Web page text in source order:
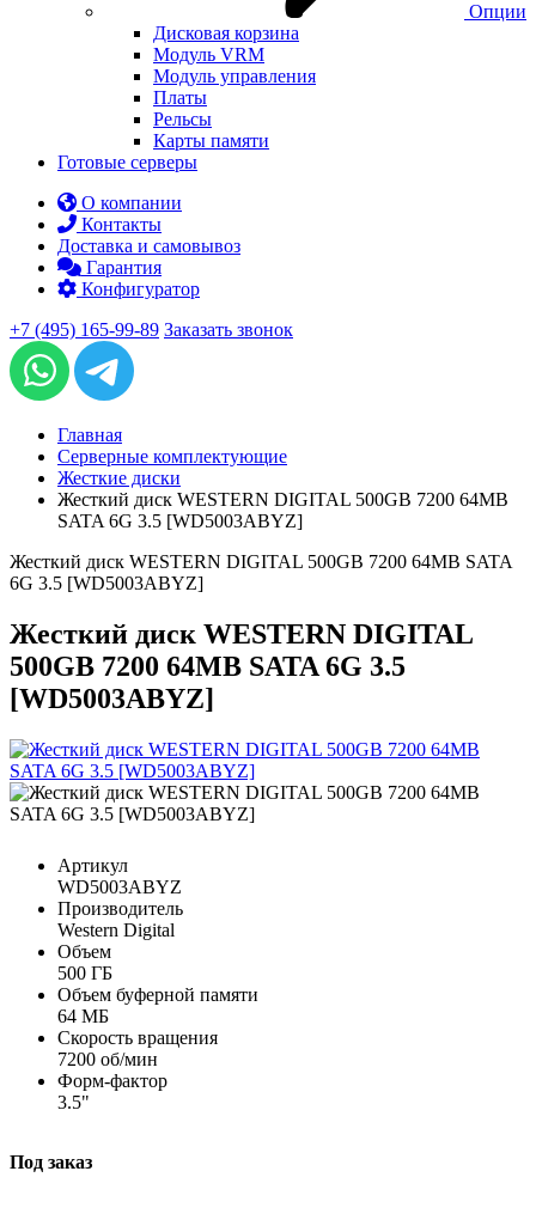
Опции
Дисковая корзина
Модуль VRM
Модуль управления
Платы
Рельсы
Карты памяти
Готовые серверы
О компании
Контакты
Доставка и самовывоз
Гарантия
Конфигуратор
+7 (495) 165-99-89 Заказать звонок
Главная
Серверные комплектующие
Жесткие диски
Жесткий диск WESTERN DIGITAL 500GB 7200 64MB
SATA 6G 3.5 [WD5003ABYZ]
Жесткий диск WESTERN DIGITAL 500GB 7200 64MB SATA
6G 3.5 [WD5003ABYZ]
Жесткий диск WESTERN DIGITAL
500GB 7200 64MB SATA 6G 3.5
[WD5003ABYZ]
Артикул
WD5003ABYZ
Производитель
Western Digital
Объем
500 ГБ
Объем буферной памяти
64 МБ
Скорость вращения
7200 об/мин
Форм-фактор
3.5"
Под заказ